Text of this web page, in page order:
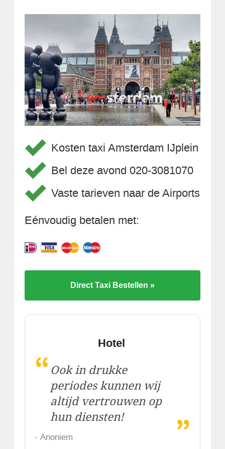
Kosten taxi Amsterdam IJplein
Bel deze avond 020-3081070
Vaste tarieven naar de Airports
Eénvoudig betalen met:
Direct Taxi Bestellen »
Hotel
“ Ook in drukke
periodes kunnen wij
altijd vertrouwen op
hun diensten!
„
- Anoniem